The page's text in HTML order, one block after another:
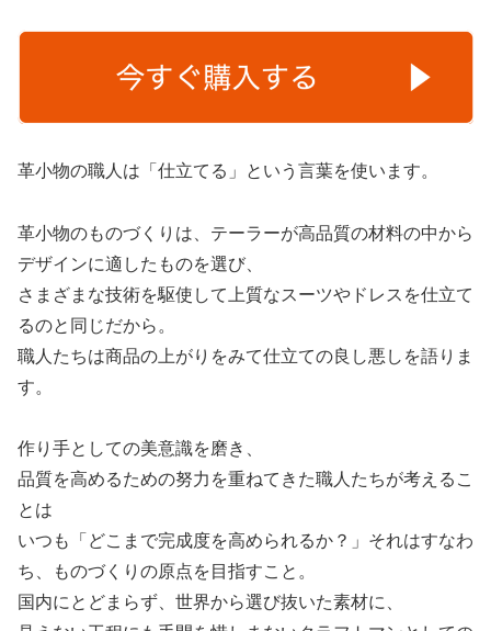
革小物の職人は「仕立てる」という言葉を使います。
革小物のものづくりは、テーラーが高品質の材料の中から
デザインに適したものを選び、
さまざまな技術を駆使して上質なスーツやドレスを仕立て
るのと同じだから。
職人たちは商品の上がりをみて仕立ての良し悪しを語りま
す。
作り手としての美意識を磨き、
品質を高めるための努力を重ねてきた職人たちが考えるこ
とは
いつも「どこまで完成度を高められるか？」それはすなわ
ち、ものづくりの原点を目指すこと。
国内にとどまらず、世界から選び抜いた素材に、